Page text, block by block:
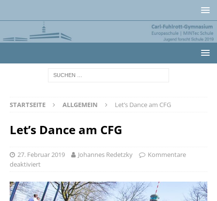
STARTSEITE ALLGEMEIN Let’s Dance am CFG
Let’s Dance am CFG
27. Februar 2019 Johannes Redetzky
Kommentare
deaktiviert